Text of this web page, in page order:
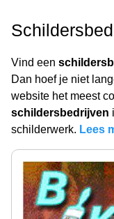
Vind een
Dan hoef je niet
website het meest
schildersbedrijven
schilderwerk. Lees